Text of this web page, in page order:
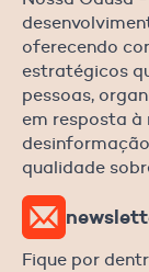
oferecendo
estratégicos
pessoas,
em resposta à
qualidade
Fique por